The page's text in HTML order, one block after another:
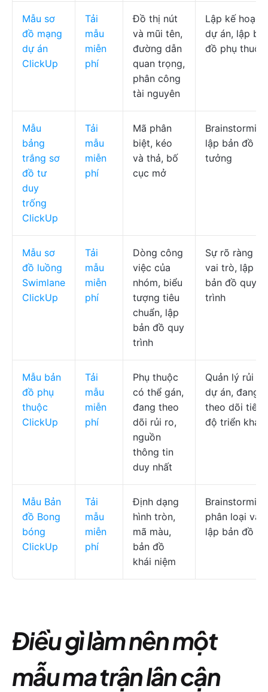
Mẫu sơ
đồ mạng
dự án
ClickUp
Tải
mẫu
miễn
phí
Đồ thị nút
và mũi tên,
đường dẫn
quan trọng,
phân công
tài nguyên
Lập kế hoạch
dự án, lập
đồ phụ thuộc
Mẫu
bảng
trắng sơ
đồ tư
duy
trống
ClickUp
Tải
mẫu
miễn
phí
Mã phân
biệt, kéo
và thả, bố
cục mở
lập bản đồ ý
tưởng
Mẫu sơ
đồ luồng
Swimlane
ClickUp
Tải
mẫu
miễn
phí
Dòng công
việc của
nhóm, biểu
tượng tiêu
chuẩn, lập
bản đồ quy
trình
Sự rõ ràng về
vai trò, lập
bản đồ quy
trình
Mẫu bản
đồ phụ
thuộc
ClickUp
Tải
mẫu
miễn
phí
Phụ thuộc
có thể gán,
đang theo
dõi rủi ro,
nguồn
thông tin
duy nhất
Quản lý rủi ro
dự án, đang
theo dõi tiến
độ triển khai
Mẫu Bản
đồ Bong
bóng
ClickUp
Tải
mẫu
miễn
phí
Định dạng
hình tròn,
mã màu,
bản đồ
khái niệm
phân loại và
lập bản đồ
Điều gì làm nên một
mẫu ma trận lân cận